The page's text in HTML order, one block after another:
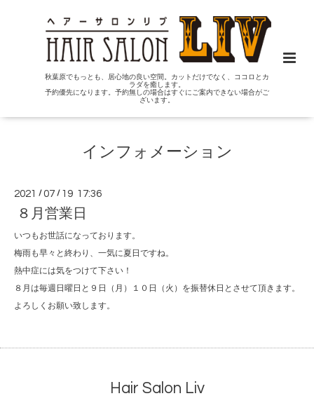
秋葉原でもっとも、居心地の良い空間。カットだけでなく、ココロとカ
ラダを癒します。
予約優先になります。予約無しの場合はすぐにご案内できない場合がご
ざいます。
インフォメーション
2021 /07 / 19 17:36
８月営業日
いつもお世話になっております。
梅雨も早々と終わり、一気に夏日ですね。
熱中症には気をつけて下さい！
８月は毎週日曜日と９日（月）１０日（火）を振替休日とさせて頂きます。
よろしくお願い致します。
Hair Salon Liv